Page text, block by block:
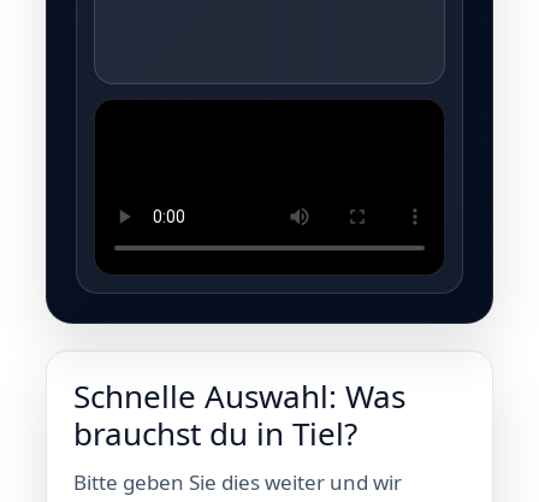
Schnelle Auswahl: Was
brauchst du in Tiel?
Bitte geben Sie dies weiter und wir